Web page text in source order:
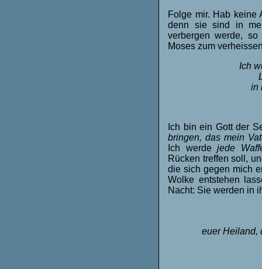
Folge mir. Hab keine
denn sie sind in
verbergen werde,
Moses zum
Ich
in
Ich bin ein Gott der
bringen, das mein
Ich werdejede
Rücken treffen soll,
die sich gegen mich
Wolke entstehen
Nacht: Sie werden in
euer Heiland,